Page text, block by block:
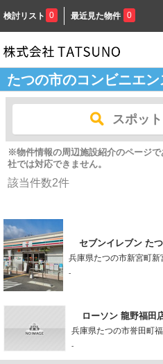
検討リスト 0 最近見た物件 0
たつの市のコンビニエ
スポッ
※物件情報の周辺施設紹介のページ
社では対応できません。
該当件数2件
セブンイレブン た
兵庫県たつの市新宮町新
-
ローソン 龍野福田
兵庫県たつの市誉田町
-